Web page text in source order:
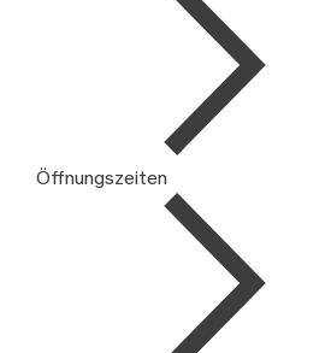
Öffnungszeiten